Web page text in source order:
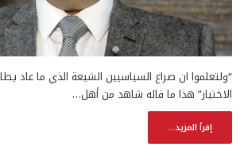
“ولتعلموا ان صراع السياسيين الشيعة الذي ما عاد
الاختيار” هذا ما قاله شاهد من أهل…
إقرأ المزيد...